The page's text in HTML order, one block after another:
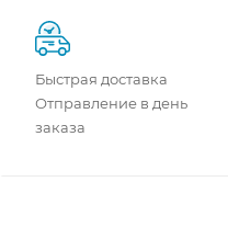
Быстрая доставка
Отправление в день
заказа